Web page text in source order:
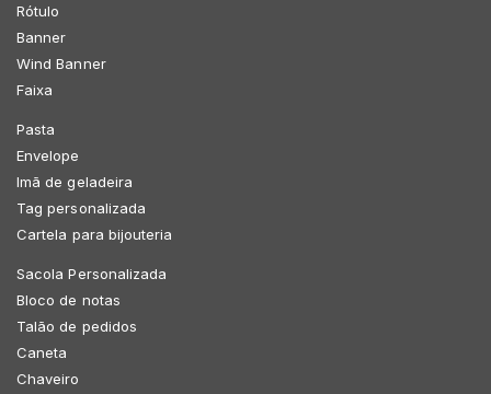
Rótulo
Banner
Wind Banner
Faixa
Pasta
Envelope
Imã de geladeira
Tag personalizada
Cartela para bijouteria
Sacola Personalizada
Bloco de notas
Talão de pedidos
Caneta
Chaveiro